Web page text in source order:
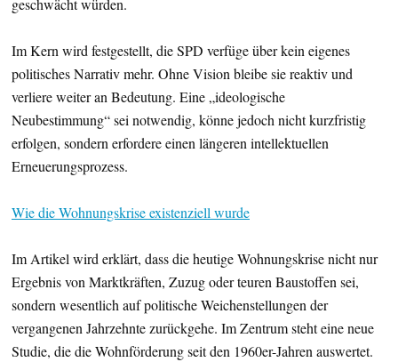
geschwächt würden.
Im Kern wird festgestellt, die SPD verfüge über kein eigenes
politisches Narrativ mehr. Ohne Vision bleibe sie reaktiv und
verliere weiter an Bedeutung. Eine „ideologische
Neubestimmung“ sei notwendig, könne jedoch nicht kurzfristig
erfolgen, sondern erfordere einen längeren intellektuellen
Erneuerungsprozess.
Wie die Wohnungskrise existenziell wurde
Im Artikel wird erklärt, dass die heutige Wohnungskrise nicht nur
Ergebnis von Marktkräften, Zuzug oder teuren Baustoffen sei,
sondern wesentlich auf politische Weichenstellungen der
vergangenen Jahrzehnte zurückgehe. Im Zentrum steht eine neue
Studie, die die Wohnförderung seit den 1960er-Jahren auswertet.